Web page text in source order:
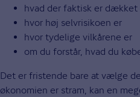
hvad der faktisk er dækket
hvor høj selvrisikoen er
hvor tydelige vilkårene er
om du forstår, hvad du
Det er fristende bare at vælge
økonomien er stram, kan en